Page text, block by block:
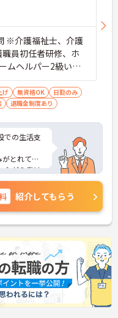
※介護福祉士、介護
員初任者研修、ホ
ムヘルパー2級いず
動車運転免許必須
げ 無資格OK
日勤のみ
退職金制度あり
での生活支
とれて残
ながら働け
さらに詳
さい。
紹介してもらう